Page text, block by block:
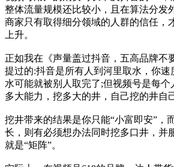
整体流量规模还比较小，且在算法分发
商家只有取得细分领域的人群的信任，
上升。
正如我在《声量盖过抖音，五高品牌不
提过的:抖音是所有人到河里取水，你速
水可能就被别人取完了;但视频号是每
多大能力，挖多大的井，自己挖的井自
挖井带来的结果是你只能“小富即安”，
长，则有必须想办法同时挖多口井，并
就是“矩阵”。